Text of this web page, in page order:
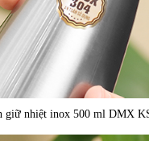
giữ nhiệt inox 500 ml DMX